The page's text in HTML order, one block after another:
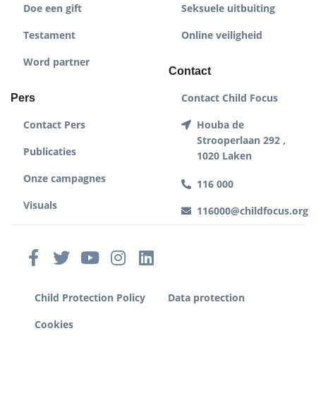
Doe een gift
Testament
Word partner
Pers
Contact Pers
Publicaties
Onze campagnes
Visuals
Seksuele uitbuiting
Online veiligheid
Contact
Contact Child Focus
Houba de
Strooperlaan 292 ,
1020 Laken
116 000
116000@childfocus.org
Child Protection Policy
Data protection
Cookies